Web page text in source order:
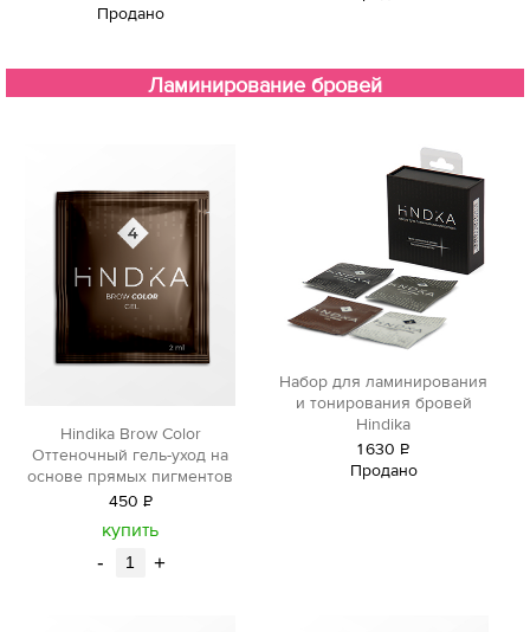
уб.
Продано
Ламинирование бровей
Hindika Brow Color
Оттеночный гель-уход на
основе прямых пигментов
450 Р
уб.
купить
- +
Набор для ламинирования
и тонирования бровей
Hindika
1630 Р
уб.
Продано